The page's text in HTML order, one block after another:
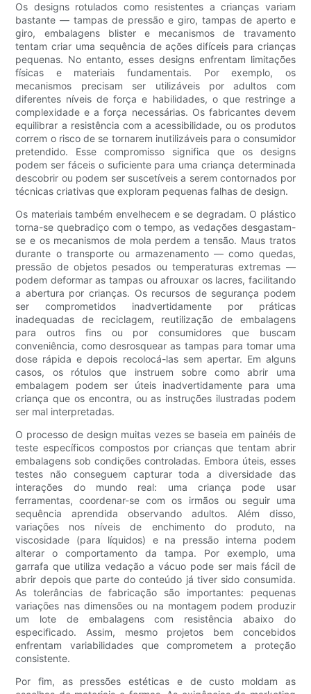
Os designs rotulados como resistentes a crianças variam
bastante — tampas de pressão e giro, tampas de aperto e
giro, embalagens blister e mecanismos de travamento
tentam criar uma sequência de ações difíceis para crianças
pequenas. No entanto, esses designs enfrentam limitações
físicas e materiais fundamentais. Por exemplo, os
mecanismos precisam ser utilizáveis ​​por adultos com
diferentes níveis de força e habilidades, o que restringe a
complexidade e a força necessárias. Os fabricantes devem
equilibrar a resistência com a acessibilidade, ou os produtos
correm o risco de se tornarem inutilizáveis ​​para o consumidor
pretendido. Esse compromisso significa que os designs
podem ser fáceis o suficiente para uma criança determinada
descobrir ou podem ser suscetíveis a serem contornados por
técnicas criativas que exploram pequenas falhas de design.
Os materiais também envelhecem e se degradam. O plástico
torna-se quebradiço com o tempo, as vedações desgastam-
se e os mecanismos de mola perdem a tensão. Maus tratos
durante o transporte ou armazenamento — como quedas,
pressão de objetos pesados ​​ou temperaturas extremas —
podem deformar as tampas ou afrouxar os lacres, facilitando
a abertura por crianças. Os recursos de segurança podem
ser comprometidos inadvertidamente por práticas
inadequadas de reciclagem, reutilização de embalagens
para outros fins ou por consumidores que buscam
conveniência, como desrosquear as tampas para tomar uma
dose rápida e depois recolocá-las sem apertar. Em alguns
casos, os rótulos que instruem sobre como abrir uma
embalagem podem ser úteis inadvertidamente para uma
criança que os encontra, ou as instruções ilustradas podem
ser mal interpretadas.
O processo de design muitas vezes se baseia em painéis de
teste específicos compostos por crianças que tentam abrir
embalagens sob condições controladas. Embora úteis, esses
testes não conseguem capturar toda a diversidade das
interações do mundo real: uma criança pode usar
ferramentas, coordenar-se com os irmãos ou seguir uma
sequência aprendida observando adultos. Além disso,
variações nos níveis de enchimento do produto, na
viscosidade (para líquidos) e na pressão interna podem
alterar o comportamento da tampa. Por exemplo, uma
garrafa que utiliza vedação a vácuo pode ser mais fácil de
abrir depois que parte do conteúdo já tiver sido consumida.
As tolerâncias de fabricação são importantes: pequenas
variações nas dimensões ou na montagem podem produzir
um lote de embalagens com resistência abaixo do
especificado. Assim, mesmo projetos bem concebidos
enfrentam variabilidades que comprometem a proteção
consistente.
Por fim, as pressões estéticas e de custo moldam as